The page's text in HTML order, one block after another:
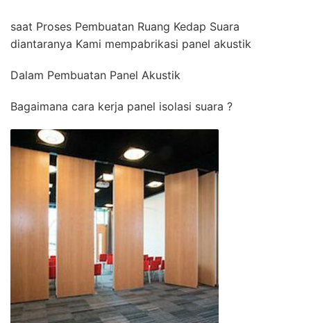
saat Proses Pembuatan Ruang Kedap Suara
diantaranya Kami mempabrikasi panel akustik
Dalam Pembuatan Panel Akustik
Bagaimana cara kerja panel isolasi suara ?